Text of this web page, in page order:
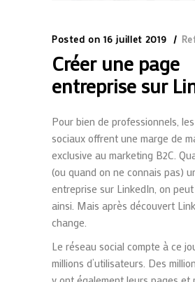
Posted on 16 juillet 2019
Créer une page
entreprise sur
Pour bien de professionnels,
sociaux offrent une marge de
exclusive au marketing B2C.
(ou quand on ne connais pas)
entreprise sur LinkedIn, on
ainsi. Mais après découvert
change.
Le réseau social compte à ce
millions d’utilisateurs. Des